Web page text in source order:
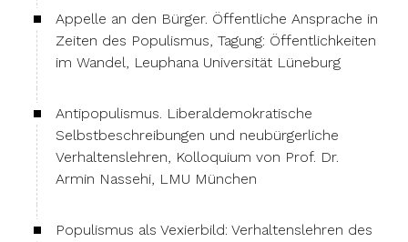
Appelle an den Bürger. Öffentliche Ansprache in
Zeiten des Populismus, Tagung: Öffentlichkeiten
im Wandel, Leuphana Universität Lüneburg
Antipopulismus. Liberaldemokratische
Selbstbeschreibungen und neubürgerliche
Verhaltenslehren, Kolloquium von Prof. Dr.
Armin Nassehi, LMU München
Populismus als Vexierbild: Verhaltenslehren des